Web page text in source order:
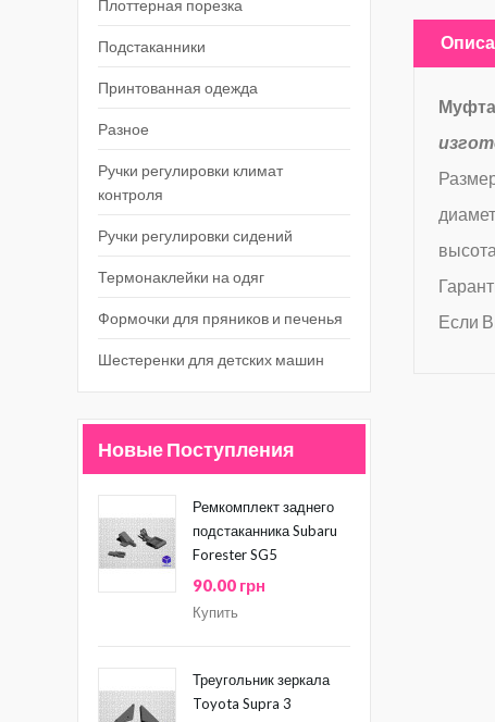
Плоттерная порезка
Подстаканники
Принтованная одежда
Разное
Ручки регулировки климат
контроля
Ручки регулировки сидений
Термонаклейки на одяг
Формочки для пряников и печенья
Шестеренки для детских машин
Новые Поступления
Ремкомплект заднего
подстаканника Subaru
Forester SG5
90.00 грн
Купить
Треугольник зеркала
Toyota Supra 3
Муфта
Если